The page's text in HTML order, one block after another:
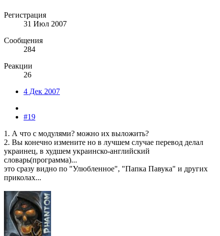
Регистрация
31 Июл 2007
Сообщения
284
Реакции
26
4 Дек 2007
#19
1. А что с модулями? можно их выложить?
2. Вы конечно измените но в лучшем случае перевод делал
украинец, в худшем украинско-английский
словарь(программа)...
это сразу видно по "Улюбленное", "Папка Павука" и других
приколах...